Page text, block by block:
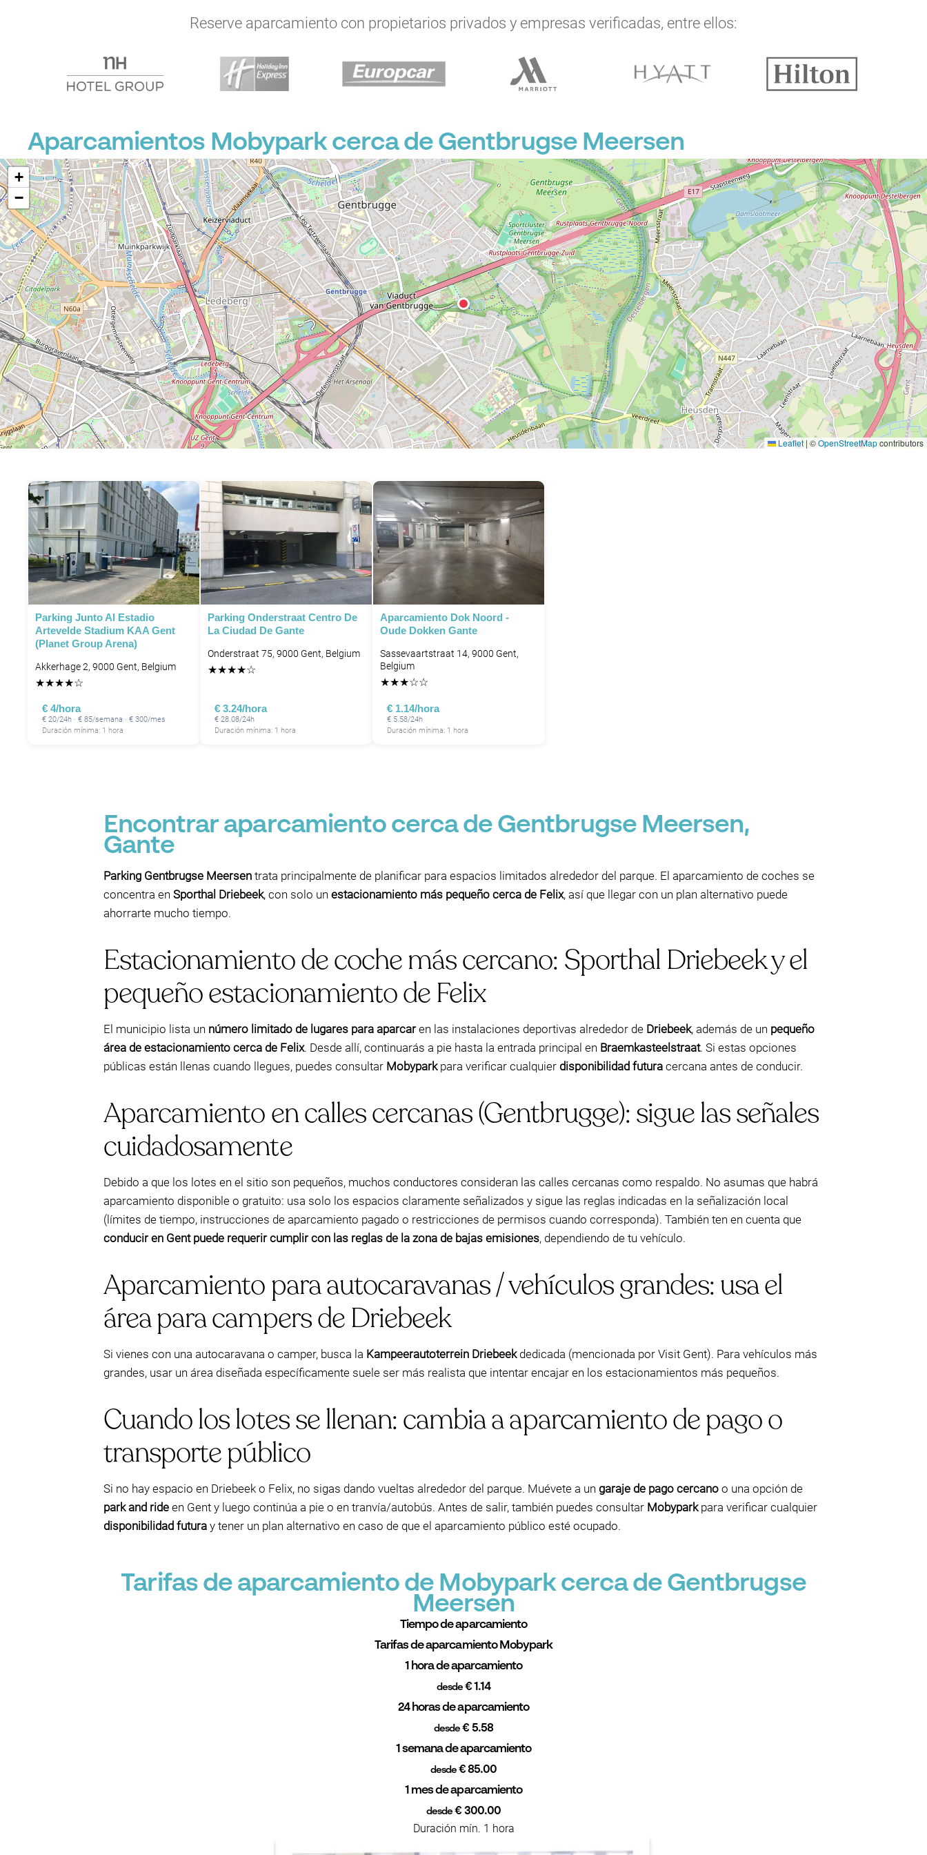
Reserve aparcamiento con propietarios privados y empresas verificadas, entre ellos:
Aparcamientos Mobypark cerca de Gentbrugse Meersen
P
+
−
Leaflet | ©OpenStreetMapcontributors
Parking Junto Al Estadio
Artevelde Stadium KAA Gent
(Planet Group Arena)
Akkerhage 2, 9000 Gent, Belgium
★★★★☆
€ 4/hora
€ 20/24h · € 85/semana · € 300/mes
Duración mínima: 1 hora
Parking Onderstraat Centro De
La Ciudad De Gante
Onderstraat 75, 9000 Gent, Belgium
★★★★☆
€ 3.24/hora
€ 28.08/24h
Duración mínima: 1 hora
Aparcamiento Dok Noord -
Oude Dokken Gante
Sassevaartstraat 14, 9000 Gent,
Belgium
★★★☆☆
€ 1.14/hora
€ 5.58/24h
Duración mínima: 1 hora
Encontrar aparcamiento cerca de Gentbrugse Meersen,
Gante
Parking Gentbrugse Meersen trata principalmente de planificar para espacios limitados alrededor del parque. El aparcamiento de coches se
concentra en Sporthal Driebeek, con solo un estacionamiento más pequeño cerca de Felix, así que llegar con un plan alternativo puede
ahorrarte mucho tiempo.
Estacionamiento de coche más cercano: Sporthal Driebeek y el
pequeño estacionamiento de Felix
El municipio lista un número limitado de lugares para aparcaren las instalaciones deportivas alrededor de Driebeek, además de un pequeño
área de estacionamiento cerca de Felix. Desde allí, continuarás a pie hasta la entrada principal en Braemkasteelstraat. Si estas opciones
públicas están llenas cuando llegues, puedes consultar Mobyparkpara verificar cualquier disponibilidad futura cercana antes de conducir.
Aparcamiento en calles cercanas (Gentbrugge): sigue las señales
cuidadosamente
Debido a que los lotes en el sitio son pequeños, muchos conductores consideran las calles cercanas como respaldo. No asumas que habrá
aparcamiento disponible o gratuito: usa solo los espacios claramente señalizados y sigue las reglas indicadas en la señalización local
(límites de tiempo, instrucciones de aparcamiento pagado o restricciones de permisos cuando corresponda). También ten en cuenta que
conducir en Gent puede requerir cumplir con las reglas de la zona de bajas emisiones, dependiendo de tu vehículo.
Aparcamiento para autocaravanas / vehículos grandes: usa el
área para campers de Driebeek
Si vienes con una autocaravana o camper, busca la Kampeerautoterrein Driebeekdedicada (mencionada por Visit Gent). Para vehículos más
grandes, usar un área diseñada específicamente suele ser más realista que intentar encajar en los estacionamientos más pequeños.
Cuando los lotes se llenan: cambia a aparcamiento de pago o
transporte público
Si no hay espacio en Driebeek o Felix, no sigas dando vueltas alrededor del parque. Muévete a un garaje de pago cercano o una opción de
park and ride en Gent y luego continúa a pie o en tranvía/autobús. Antes de salir, también puedes consultar Mobyparkpara verificar cualquier
disponibilidad futura y tener un plan alternativo en caso de que el aparcamiento público esté ocupado.
Tarifas de aparcamiento de Mobypark cerca de Gentbrugse
Meersen
Tiempo de aparcamiento
Tarifas de aparcamiento Mobypark
1 hora de aparcamiento
desde€ 1.14
24 horas de aparcamiento
desde € 5.58
1 semana de aparcamiento
desde€ 85.00
1 mes de aparcamiento
desde € 300.00
Duración mín. 1 hora